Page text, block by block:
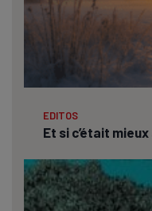
EDITOS
Et si c’était